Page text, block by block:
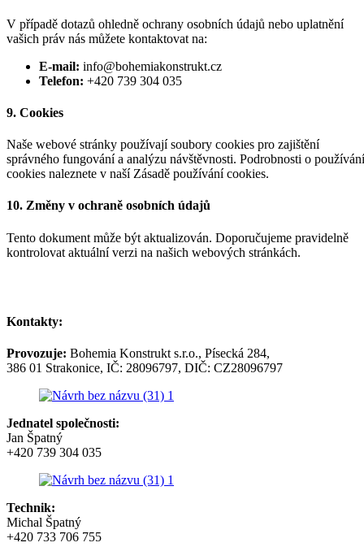
V případě dotazů ohledně ochrany osobních údajů nebo uplatnění
vašich práv nás můžete kontaktovat na:
E-mail: info@bohemiakonstrukt.cz
Telefon: +420 739 304 035
9. Cookies
Naše webové stránky používají soubory cookies pro zajištění
správného fungování a analýzu návštěvnosti. Podrobnosti o používání
cookies naleznete v naší Zásadě používání cookies.
10. Změny v ochraně osobních údajů
Tento dokument může být aktualizován. Doporučujeme pravidelně
kontrolovat aktuální verzi na našich webových stránkách.
Kontakty:
Provozuje: Bohemia Konstrukt s.r.o., Písecká 284,
386 01 Strakonice, IČ: 28096797, DIČ: CZ28096797
Jednatel společnosti:
Jan Špatný
+420 739 304 035
Technik:
Michal Špatný
+420 733 706 755